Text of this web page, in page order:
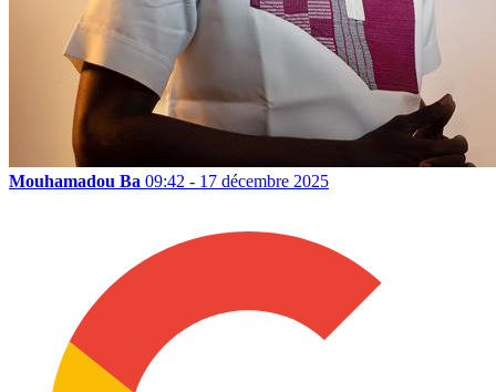
Mouhamadou Ba 09:42 - 17 décembre 2025